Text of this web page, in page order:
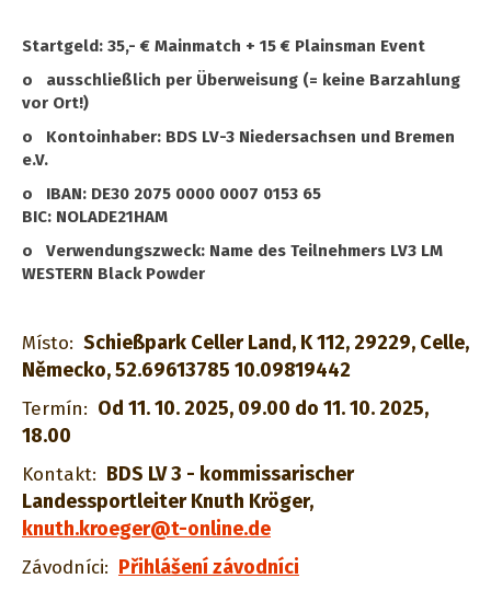
Startgeld: 35,- € Mainmatch + 15 € Plainsman Event
o ausschließlich per Überweisung (= keine Barzahlung
vor Ort!)
o Kontoinhaber: BDS LV-3 Niedersachsen und Bremen
e.V.
o IBAN: DE30 2075 0000 0007 0153 65
BIC: NOLADE21HAM
o Verwendungszweck: Name des Teilnehmers LV3 LM
WESTERN Black Powder
Místo: Schießpark Celler Land, K 112, 29229, Celle,
Německo, 52.69613785 10.09819442
Termín: Od 11. 10. 2025, 09.00 do 11. 10. 2025,
18.00
Kontakt: BDS LV 3 - kommissarischer
Landessportleiter Knuth Kröger,
knuth.kroeger@t-online.de
Závodníci: Přihlášení závodníci